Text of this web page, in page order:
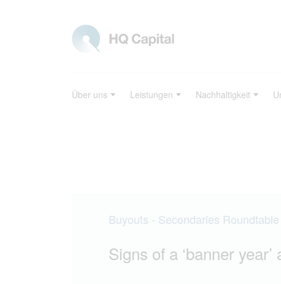
Über uns Leistungen Nachhaltigkeit
Buyouts - Secondaries Roundtable
Signs of a ‘banner year’